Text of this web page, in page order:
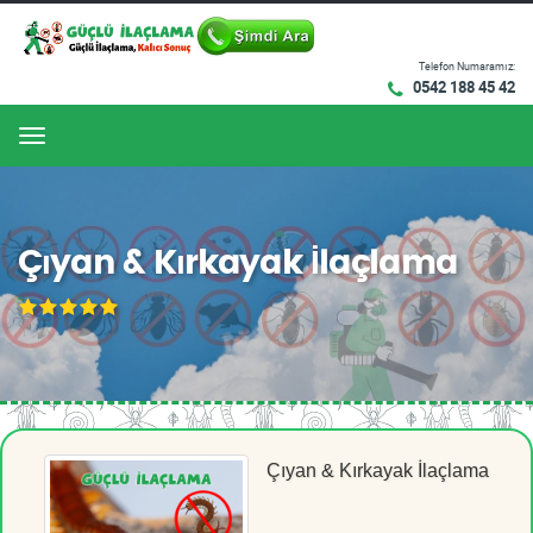
Telefon Numaramız:
0542 188 45 42
Menu
Çıyan & Kırkayak İlaçlama
Çıyan & Kırkayak İlaçlama